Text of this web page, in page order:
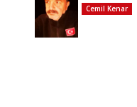
Cemil Kenar